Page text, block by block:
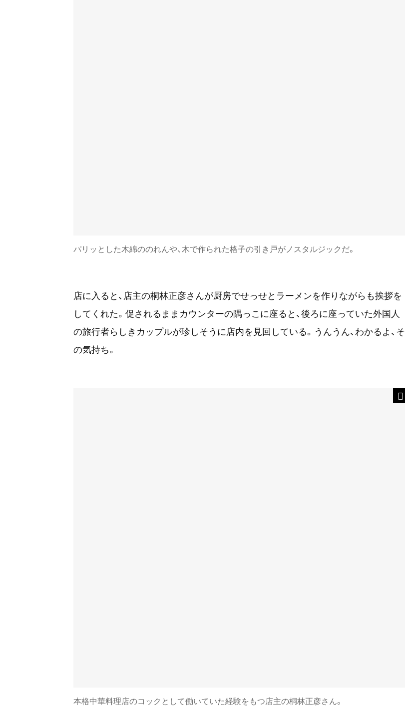
パリッとした木綿ののれんや、木で作られた格子の引き戸がノスタルジックだ。
店に入ると、店主の桐林正彦さんが厨房でせっせとラーメンを作りながらも挨拶を
してくれた。促されるままカウンターの隅っこに座ると、後ろに座っていた外国人
の旅行者らしきカップルが珍しそうに店内を見回している。うんうん、わかるよ、そ
の気持ち。
本格中華料理店のコックとして働いていた経験をもつ店主の桐林正彦さん。